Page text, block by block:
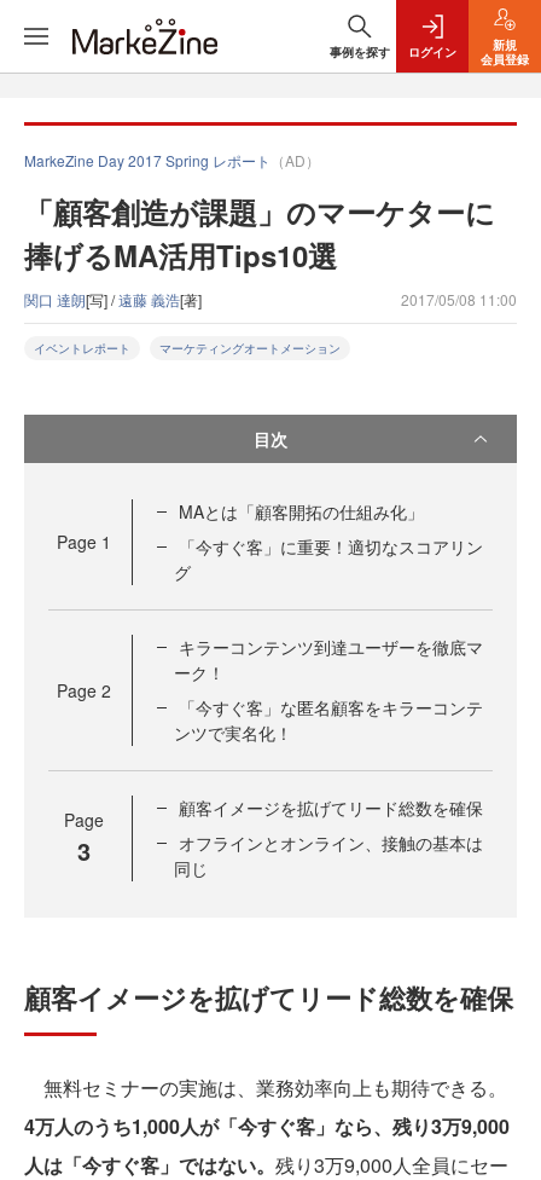
事例を探す ログイン
新規
会員登録
MarkeZine Day 2017 Spring レポート （AD）
「顧客創造が課題」のマーケターに
捧げるMA活用Tips10選
関口 達朗[写] /遠藤 義浩[著] 2017/05/08 11:00
イベントレポート マーケティングオートメーション
目次
Page 1
MAとは「顧客開拓の仕組み化」
「今すぐ客」に重要！適切なスコアリン
グ
Page 2
キラーコンテンツ到達ユーザーを徹底マ
ーク！
「今すぐ客」な匿名顧客をキラーコンテ
ンツで実名化！
Page
3
顧客イメージを拡げてリード総数を確保
オフラインとオンライン、接触の基本は
同じ
顧客イメージを拡げてリード総数を確保
無料セミナーの実施は、業務効率向上も期待できる。
4万人のうち1,000人が「今すぐ客」なら、残り3万9,000
人は「今すぐ客」ではない。 残り3万9,000人全員にセー